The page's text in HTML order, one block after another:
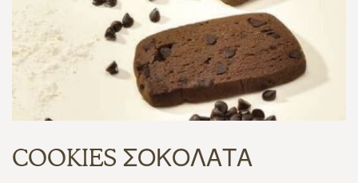
COOKIES ΣΟΚΟΛΑΤΑ